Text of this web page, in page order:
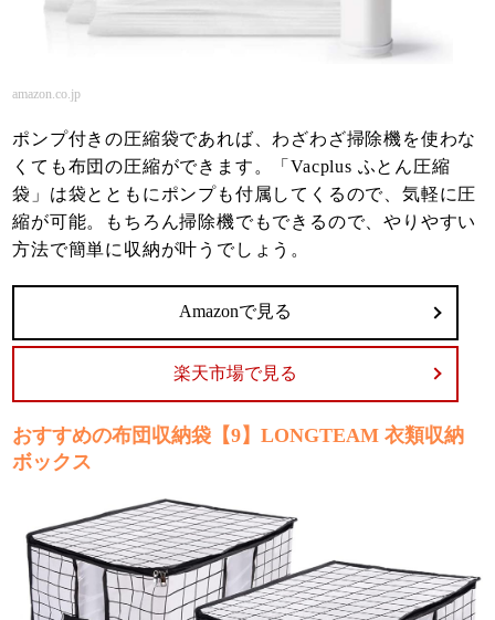
amazon.co.jp
ポンプ付きの圧縮袋であれば、わざわざ掃除機を使わな
くても布団の圧縮ができます。「Vacplus ふとん圧縮
袋」は袋とともにポンプも付属してくるので、気軽に圧
縮が可能。もちろん掃除機でもできるので、やりやすい
方法で簡単に収納が叶うでしょう。
Amazonで見る
楽天市場で見る
おすすめの布団収納袋【9】LONGTEAM 衣類収納
ボックス